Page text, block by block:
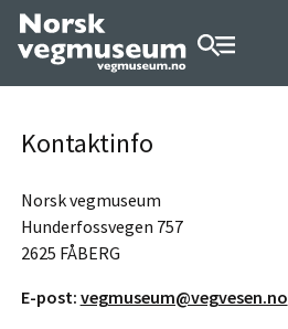
Kontaktinfo
Norsk vegmuseum
Hunderfossvegen 757
2625 FÅBERG
E-post: vegmuseum@vegvesen.no